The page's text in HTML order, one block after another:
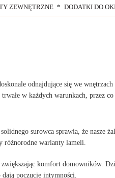
ZEWNĘTRZNE DODATKI DO
odnajdujące się we
w każdych warunkach, przez
surowca sprawia, że nasze
różnorodne warianty lameli.
komfort domowników.
poczucie intymności.